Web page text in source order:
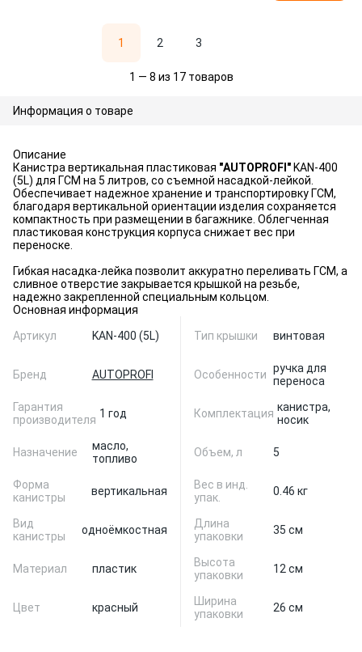
1 2 3
1 — 8 из 17 товаров
Информация о товаре
Описание
Канистра вертикальная пластиковая "AUTOPROFI" KAN-400
(5L) для ГСМ на 5 литров, со съемной насадкой-лейкой.
Обеспечивает надежное хранение и транспортировку ГСМ,
благодаря вертикальной ориентации изделия сохраняется
компактность при размещении в багажнике. Облегченная
пластиковая конструкция корпуса снижает вес при
переноске.
Гибкая насадка-лейка позволит аккуратно переливать ГСМ, а
сливное отверстие закрывается крышкой на резьбе,
надежно закрепленной специальным кольцом.
Основная информация
Артикул
KAN-400 (5L)
Бренд AUTOPROFI
Гарантия
производителя 1 год
Назначение
масло,
топливо
Форма
канистры
вертикальная
Вид
канистры
одноёмкостная
Материал пластик
Цвет красный
Тип крышки винтовая
Особенности ручка для
переноса
Комплектация канистра,
носик
Объем, л 5
Вес в инд.
упак.
0.46 кг
Длина
упаковки
35 см
Высота
упаковки
12 см
Ширина
упаковки
26 см